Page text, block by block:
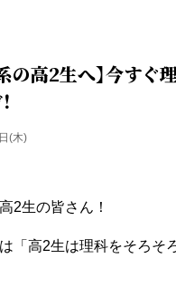
の高2生へ】今すぐ
(木)
2生の皆さん！
「高2生は理科をそろそ